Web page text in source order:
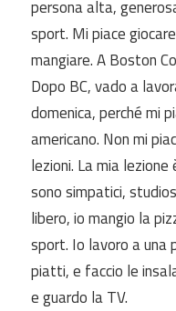
persona alta,
sport. Mi piace
mangiare. A Boston
Dopo BC, vado a
domenica, perché mi
americano. Non mi
lezioni. La mia
sono simpatici,
libero, io mangio la
sport. Io lavoro a una
piatti, e faccio le
e guardo la TV.